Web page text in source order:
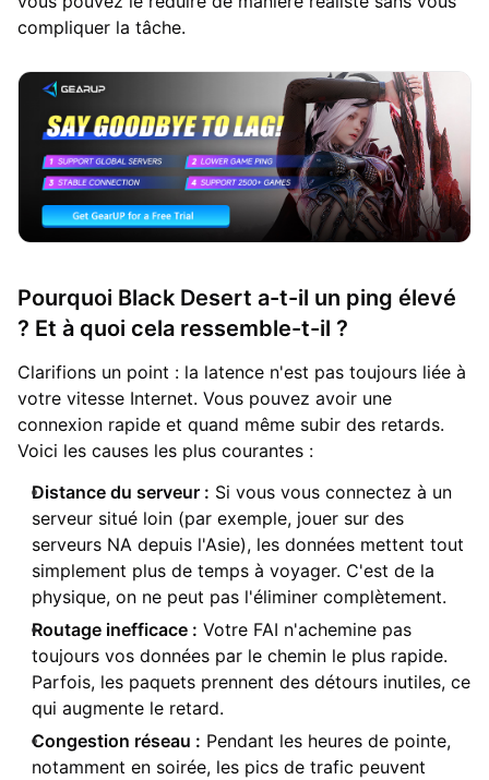
compliquer la tâche.
Pourquoi Black Desert a-t-il un ping élevé
? Et à quoi cela ressemble-t-il ?
Clarifions un point : la latence n'est pas toujours liée à
votre vitesse Internet. Vous pouvez avoir une
connexion rapide et quand même subir des retards.
Voici les causes les plus courantes :
Distance du serveur : Si vous vous connectez à un
serveur situé loin (par exemple, jouer sur des
serveurs NA depuis l'Asie), les données mettent tout
simplement plus de temps à voyager. C'est de la
physique, on ne peut pas l'éliminer complètement.
Routage inefficace : Votre FAI n'achemine pas
toujours vos données par le chemin le plus rapide.
Parfois, les paquets prennent des détours inutiles, ce
qui augmente le retard.
Congestion réseau : Pendant les heures de pointe,
notamment en soirée, les pics de trafic peuvent